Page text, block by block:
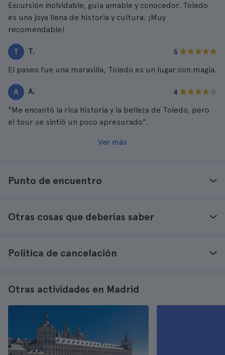
Excursión inolvidable, guía amable y conocedor. Toledo
es una joya llena de historia y cultura. ¡Muy
recomendable!
T T. 5
El paseo fue una maravilla, Toledo es un lugar con magia.
A A. 4
"Me encantó la rica historia y la belleza de Toledo, pero
el tour se sintió un poco apresurado".
Ver más
Punto de encuentro
Otras cosas que deberías saber
Política de cancelación
Otras actividades en Madrid